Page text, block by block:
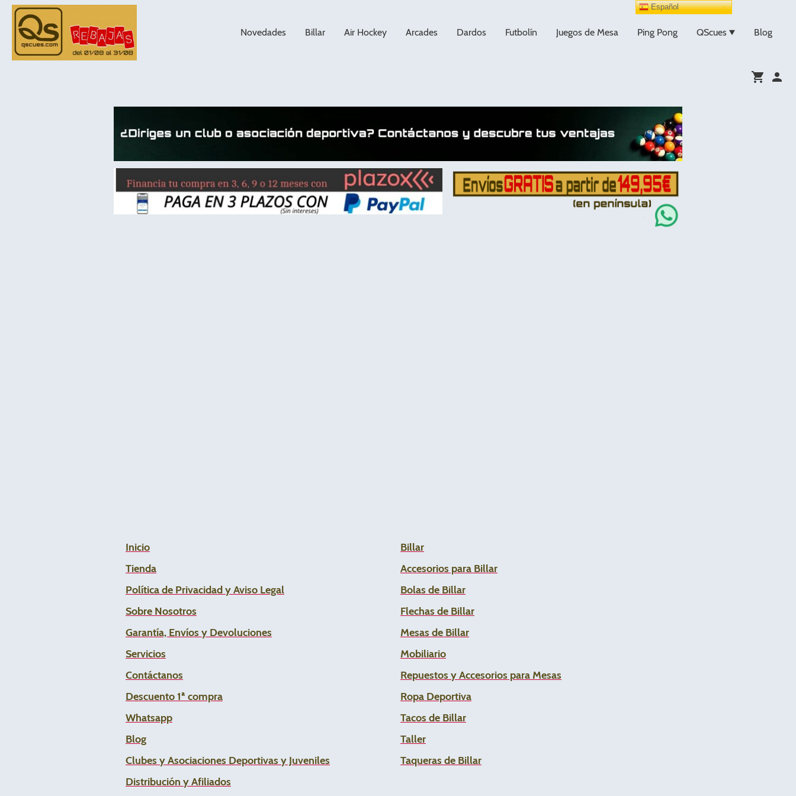
Novedades Billar Air Hockey Arcades Dardos Futbolín Juegos de Mesa Ping Pong QScues Blog
Inicio
Tienda
Política de Privacidad y Aviso Legal
Sobre Nosotros
Garantía, Envíos y Devoluciones
Servicios
Contáctanos
Descuento 1ª compra
Whatsapp
Blog
Clubes y Asociaciones Deportivas y Juveniles
Distribución y Afiliados
Billar
Accesorios para Billar
Bolas de Billar
Flechas de Billar
Mesas de Billar
Mobiliario
Repuestos y Accesorios para Mesas
Ropa Deportiva
Tacos de Billar
Taller
Taqueras de Billar
Español